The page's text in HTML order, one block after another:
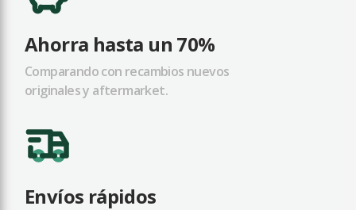
Ahorra hasta un 70%
Comparando con recambios nuevos
originales y aftermarket.
Envíos rápidos